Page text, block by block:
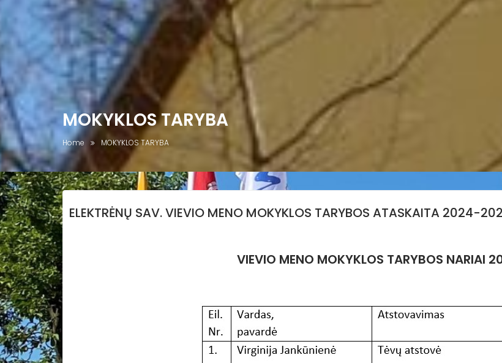
MOKYKLOS TARYBA
Home MOKYKLOS TARYBA
ELEKTRĖNŲ SAV. VIEVIO MENO MOKYKLOS TARYBOS ATASKAITA 2024-
VIEVIO MENO MOKYKLOS TARYBOS NARIAI